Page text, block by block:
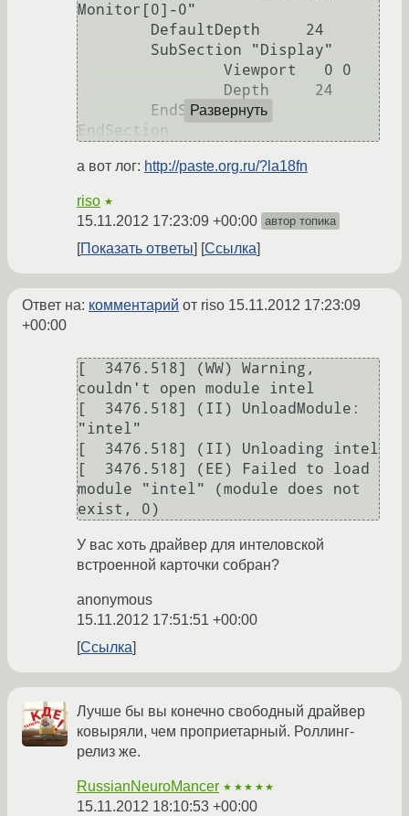
Monitor[0]-0"
Развернуть
а вот лог: http://paste.org.ru/?la18fn
riso ★
15.11.2012 17:23:09 +00:00 автор топика
Показать ответы Ссылка
Ответ на: комментарий от riso 15.11.2012 17:23:09
+00:00
[  3476.518] (WW) Warning,
couldn't open module intel
[  3476.518] (II) UnloadModule:
"intel"
[  3476.518] (II) Unloading intel
[  3476.518] (EE) Failed to load
module "intel" (module does not
exist, 0)
У вас хоть драйвер для интеловской
встроенной карточки собран?
anonymous
15.11.2012 17:51:51 +00:00
Ссылка
Лучше бы вы конечно свободный драйвер
ковыряли, чем проприетарный. Роллинг-
релиз же.
RussianNeuroMancer ★★★★★
15.11.2012 18:10:53 +00:00